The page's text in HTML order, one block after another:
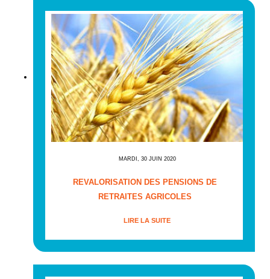
MARDI, 30 JUIN 2020
REVALORISATION DES PENSIONS DE
RETRAITES AGRICOLES
LIRE LA SUITE